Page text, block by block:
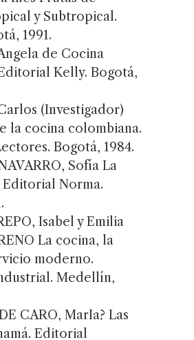
y Subtropical.
1991.
de Cocina
Kelly. Bogotá,
(Investigador)
la cocina colombiana.
Bogotá, 1984.
Sofía La
Editorial Norma.
Isabel y Emilia
La cocina, la
moderno.
Medellín,
CARO, MarIa? Las
Editorial